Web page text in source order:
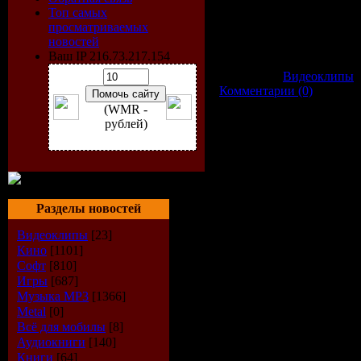
Топ самых
просматриваемых
новостей
Ваш IP 216.73.217.154
(WMR -
рублей)
Разделы новостей
Видеоклипы [23]
Кино [1101]
Софт [810]
Игры [687]
Музыка МР3 [1366]
Metal [0]
Всё для мобилы [8]
Аудиокниги [140]
Книги [64]
Видеоклипы
Комментарии (0)